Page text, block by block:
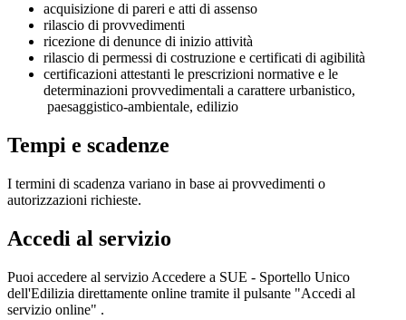
acquisizione di pareri e atti di assenso
rilascio di provvedimenti
ricezione di denunce di inizio attività
rilascio di permessi di costruzione e certificati di agibilità
certificazioni attestanti le prescrizioni normative e le
determinazioni provvedimentali a carattere urbanistico,
paesaggistico-ambientale, edilizio
Tempi e scadenze
I termini di scadenza variano in base ai provvedimenti o
autorizzazioni richieste.
Accedi al servizio
Puoi accedere al servizio Accedere a SUE - Sportello Unico
dell'Edilizia direttamente online tramite il pulsante "Accedi al
servizio online" .